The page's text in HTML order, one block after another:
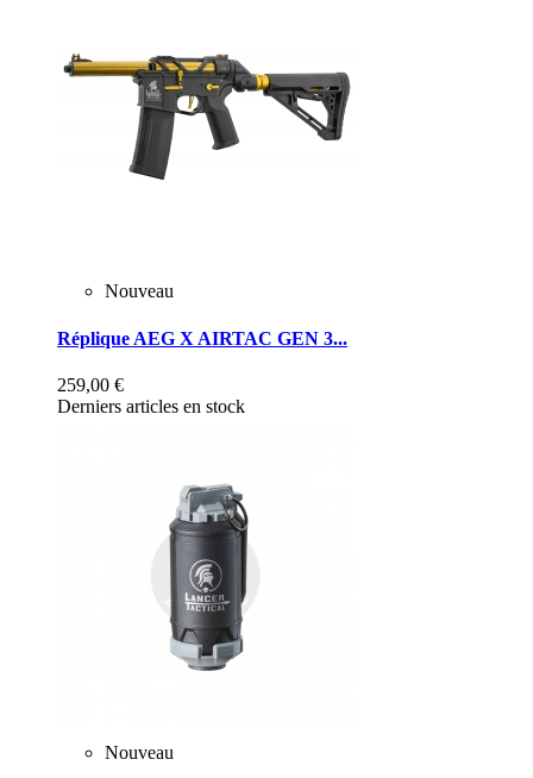
Nouveau
Réplique AEG X AIRTAC GEN 3...
259,00 €
Derniers articles en stock
Nouveau